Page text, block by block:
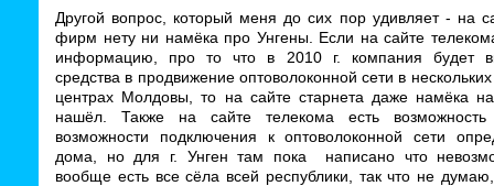
Другой вопрос, который меня до сих пор удивляет - на
фирм нету ни намёка про Унгены. Если на сайте
информацию, про то что в 2010 г. компания будет
средства в продвижение оптоволоконной сети в
центрах Молдовы, то на сайте старнета даже намёка
нашёл. Также на сайте телекома есть возможность
возможности подключения к оптоволоконной сети
дома, но для г. Унген там пока написано что
вообще есть все сёла всей республики, так что не